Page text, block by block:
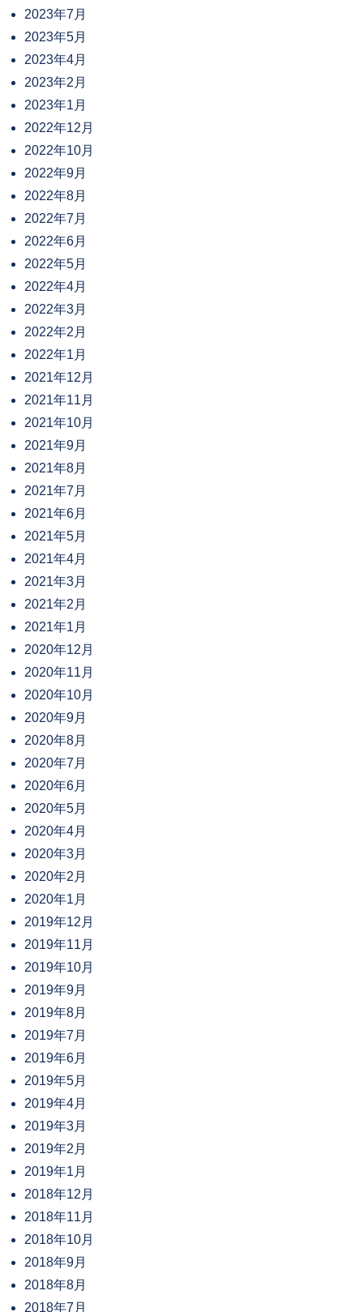
2023年7月
2023年5月
2023年4月
2023年2月
2023年1月
2022年12月
2022年10月
2022年9月
2022年8月
2022年7月
2022年6月
2022年5月
2022年4月
2022年3月
2022年2月
2022年1月
2021年12月
2021年11月
2021年10月
2021年9月
2021年8月
2021年7月
2021年6月
2021年5月
2021年4月
2021年3月
2021年2月
2021年1月
2020年12月
2020年11月
2020年10月
2020年9月
2020年8月
2020年7月
2020年6月
2020年5月
2020年4月
2020年3月
2020年2月
2020年1月
2019年12月
2019年11月
2019年10月
2019年9月
2019年8月
2019年7月
2019年6月
2019年5月
2019年4月
2019年3月
2019年2月
2019年1月
2018年12月
2018年11月
2018年10月
2018年9月
2018年8月
2018年7月